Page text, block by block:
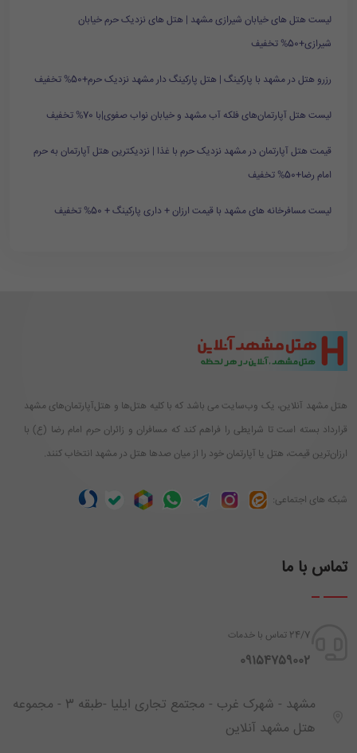
لیست هتل های خیابان شیرازی مشهد | هتل های نزدیک حرم خیابان
شیرازی+50% تخفیف
رزرو هتل در مشهد با پارکینگ | هتل پارکینگ دار مشهد نزدیک حرم+50% تخفیف
لیست هتل آپارتمان‌های فلکه آب مشهد و خیابان نواب صفوی|با 70% تخفیف
قیمت هتل آپارتمان در مشهد نزدیک حرم با غذا | نزدیکترین هتل آپارتمان به حرم
امام رضا+50% تخفیف
لیست مسافرخانه های مشهد با قیمت ارزان + داری پارکینگ + 50% تخفیف
هتل مشهد آنلاین، یک وب‌سایت می باشد که با کلیه هتل‌ها و هتل‌آپارتمان‌های مشهد
قرارداد بسته است تا شرایطی را فراهم کند که مسافران و زائران حرم امام رضا (ع) با
ارزان‌ترین قیمت، هتل یا آپارتمان خود را از میان صدها هتل در مشهد انتخاب کنند.
شبکه های اجتماعی:
تماس با ما
24/7 تماس با خدمات
‪ 09154759002
مشهد - شهرک غرب - مجتمع تجاری ایلیا -طبقه 3 - مجموعه
هتل مشهد آنلاین